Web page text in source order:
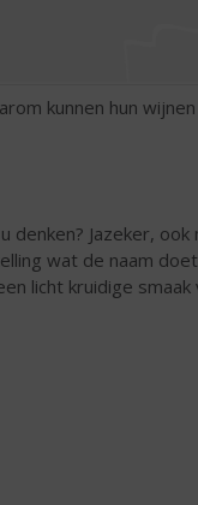
kunnen hun
Jazeker,
wat de naam
licht kruidige